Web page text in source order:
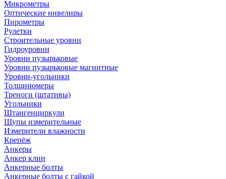
Микрометры
Оптические нивелиры
Пирометры
Рулетки
Строительные уровни
Гидроуровни
Уровни пузырьковые
Уровни пузырьковые магнитные
Уровни-угольники
Толщиномеры
Треноги (штативы)
Угольники
Штангенциркули
Щупы измерительные
Измерители влажности
Крепёж
Анкеры
Анкер клин
Анкерные болты
Анкерные болты с гайкой